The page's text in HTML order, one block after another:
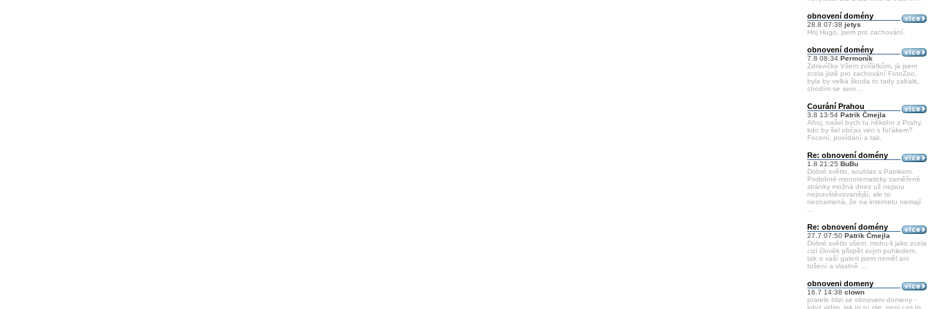
obnovení domény
28.8 07:38 jetys
Hoj Hugo, jsem pro zachování.
obnovení domény
7.8 08:34 Permoník
Zdravíčko Všem zvířátkům, já jsem
zcela jistě pro zachování FotoZoo,
byla by velká škoda to tady zabalit,
chodím se sem ...
Courání Prahou
3.8 13:54 Patrik Čmejla
Ahoj, našel bych tu někoho z Prahy,
kdo by šel občas ven s foťákem?
Focení, povídání a tak.
Re: obnovení domény
1.8 21:25 BuBu
Dobré světlo, souhlas s Patrikem.
Podobné monotematicky zaměřené
stránky možná dnes už nejsou
nejnavštěvovanější, ale to
neznamená, že na internetu nemají
Re: obnovení domény
27.7 07:50 Patrik Čmejla
Dobré světlo všem, mohu-li jako zcela
cizí člověk přispět svým pohledem,
tak o vaší galerii jsem neměl ani
tušení a vlastně ...
obnoveni domeny
16.7 14:38 clown
pratele blizi se obnoveni domeny -
kdyz vidim, jak to tu zije, neni cas to